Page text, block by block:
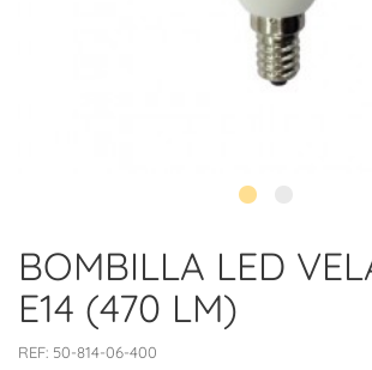
BOMBILLA LED
E14 (470 LM)
REF: 50-814-06-400